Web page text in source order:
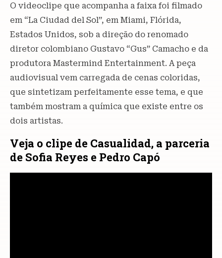
O videoclipe que acompanha a faixa foi filmado
em “La Ciudad del Sol”, em Miami, Flórida,
Estados Unidos, sob a direção do renomado
diretor colombiano Gustavo “Gus” Camacho e da
produtora Mastermind Entertainment. A peça
audiovisual vem carregada de cenas coloridas,
que sintetizam perfeitamente esse tema, e que
também mostram a química que existe entre os
dois artistas.
Veja o clipe de Casualidad, a parceria
de Sofia Reyes e Pedro Capó